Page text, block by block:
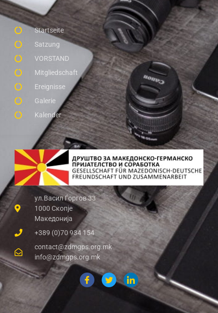
ул.Васил Ѓоргов 33
1000 Скопје
Македонија
+389 (0)70 934 154
contact@zdmgps.org.mk
info@zdmgps.org.mk
Startseite
Satzung
VORSTAND
Mitgliedschaft
Ereignisse
Galerie
Kalender